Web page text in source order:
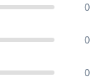
0
0
0